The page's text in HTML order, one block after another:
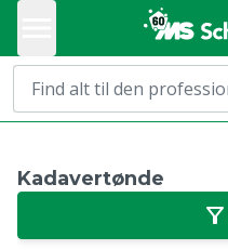
Kadavertønde